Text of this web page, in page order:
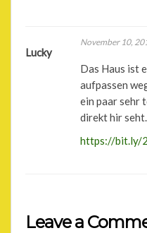
Lucky
November 10,
Das Haus ist
aufpassen
ein paar sehr
direkt hir seht.
https://bit.ly/
Leave a